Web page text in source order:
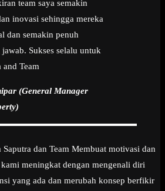
team saya semakin
inovasi sehingga mereka
dan semakin penuh
Sukses selalu untuk
and Team
(General Manager
dan Team Membuat motivasi dan
meningkat dengan mengenali diri
yang ada dan merubah konsep berfikir